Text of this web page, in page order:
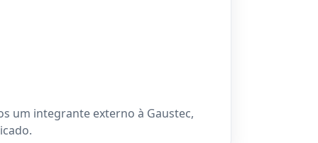
um integrante externo à Gaustec,